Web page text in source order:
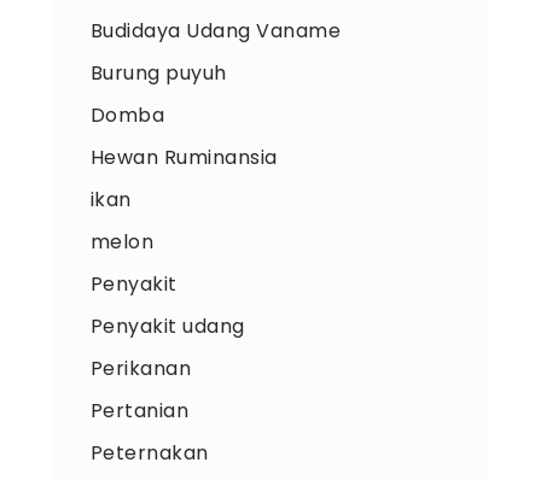
Budidaya Udang Vaname
Burung puyuh
Domba
Hewan Ruminansia
ikan
melon
Penyakit
Penyakit udang
Perikanan
Pertanian
Peternakan